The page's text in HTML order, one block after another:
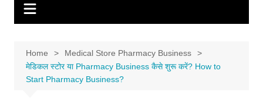
Home
Medical Store Pharmacy Business
मेडिकल स्टोर या Pharmacy Business कैसे शुरू करें? How to
Start Pharmacy Business?